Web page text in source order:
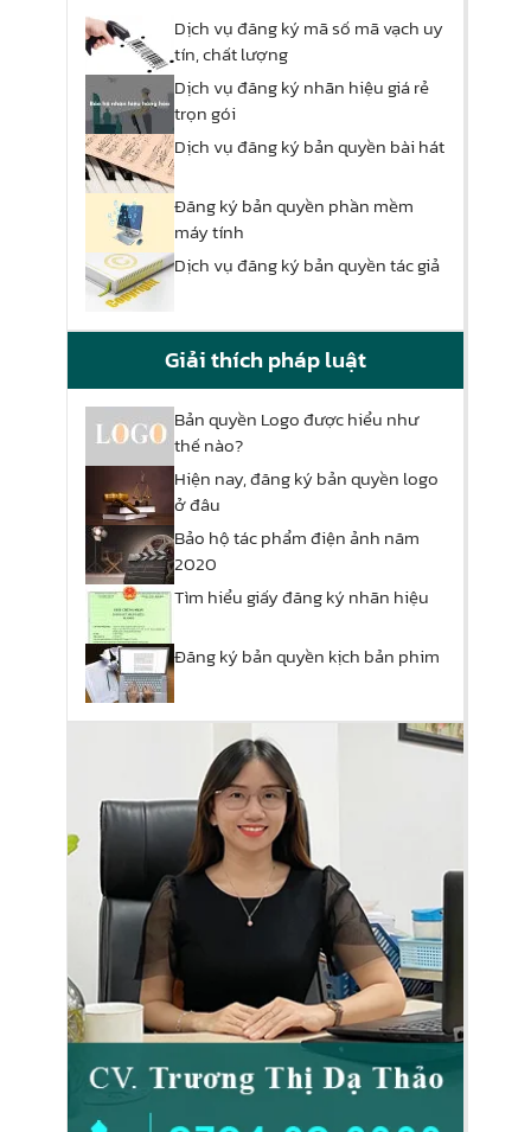
Dịch vụ đăng ký mã số mã vạch uy
tín, chất lượng
Dịch vụ đăng ký nhãn hiệu giá rẻ
trọn gói
Dịch vụ đăng ký bản quyền bài hát
Đăng ký bản quyền phần mềm
máy tính
Dịch vụ đăng ký bản quyền tác giả
Giải thích pháp luật
Bản quyền Logo được hiểu như
thế nào?
Hiện nay, đăng ký bản quyền logo
ở đâu
Bảo hộ tác phẩm điện ảnh năm
2020
Tìm hiểu giấy đăng ký nhãn hiệu
Đăng ký bản quyền kịch bản phim